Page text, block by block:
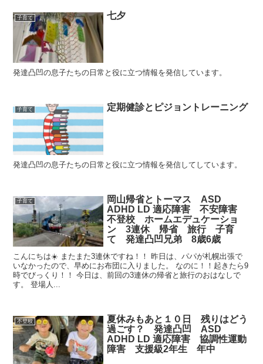
子育て 七夕
発達凸凹の息子たちの日常と役に立つ情報を発信しています。
子育て 定期健診とピジョントレーニング
発達凸凹の息子たちの日常と役に立つ情報を発信してしています。
子育て
岡山帰省とトーマス ASD
ADHD LD 適応障害 不安障害
不登校 ホームエデュケーショ
ン 3連休 帰省 旅行 子育
て 発達凸凹兄弟 8歳6歳
こんにちは☀️ またまた3連休ですね！！ 昨日は、パパが札幌出張で
いなかったので、早めにお布団に入りました。 なのに！！起きたら9
時でびっくり！！ 今日は、前回の3連休の帰省と旅行のおはなしで
す。 登場人...
不登校
夏休みもあと１０日 残りはどう
過ごす？ 発達凸凹 ASD
ADHD LD 適応障害 協調性運動
障害 支援級2年生 年中